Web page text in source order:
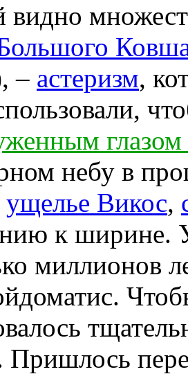
видно
– астеризм,
глазом
небу в
ущелье Викос,
к ширине.
миллионов
Пришлось